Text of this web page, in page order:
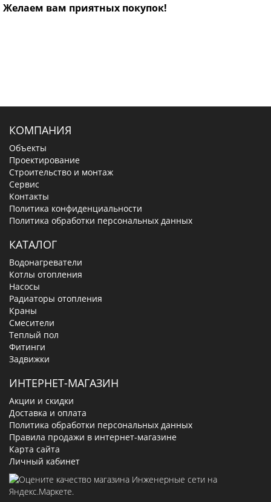
Желаем вам приятных покупок!
КОМПАНИЯ
Объекты
Проектирование
Строительство и монтаж
Сервис
Контакты
Политика конфиденциальности
Политика обработки персональных данных
КАТАЛОГ
Водонагреватели
Котлы отопления
Насосы
Радиаторы отопления
Краны
Смесители
Теплый пол
Фитинги
Задвижки
ИНТЕРНЕТ-МАГАЗИН
Акции и скидки
Доставка и оплата
Политика обработки персональных данных
Правила продажи в интернет-магазине
Карта сайта
Личный кабинет